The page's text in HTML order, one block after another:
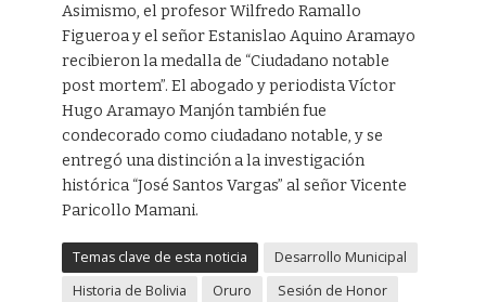
Asimismo, el profesor Wilfredo Ramallo
Figueroa y el señor Estanislao Aquino Aramayo
recibieron la medalla de “Ciudadano notable
post mortem”. El abogado y periodista Víctor
Hugo Aramayo Manjón también fue
condecorado como ciudadano notable, y se
entregó una distinción a la investigación
histórica “José Santos Vargas” al señor Vicente
Paricollo Mamani.
Temas clave de esta noticia
Desarrollo Municipal
Historia de Bolivia
Oruro Sesión de Honor